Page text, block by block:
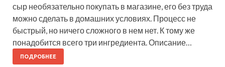
сыр необязательно покупать в магазине, его без труда
можно сделать в домашних условиях. Процесс не
быстрый, но ничего сложного в нем нет. К тому же
понадобится всего три ингредиента. Описание…
ПОДРОБНЕЕ